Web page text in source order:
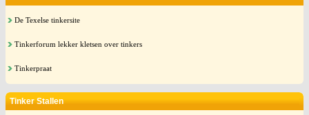
De Texelse tinkersite
Tinkerforum lekker kletsen over tinkers
Tinkerpraat
Tinker Stallen